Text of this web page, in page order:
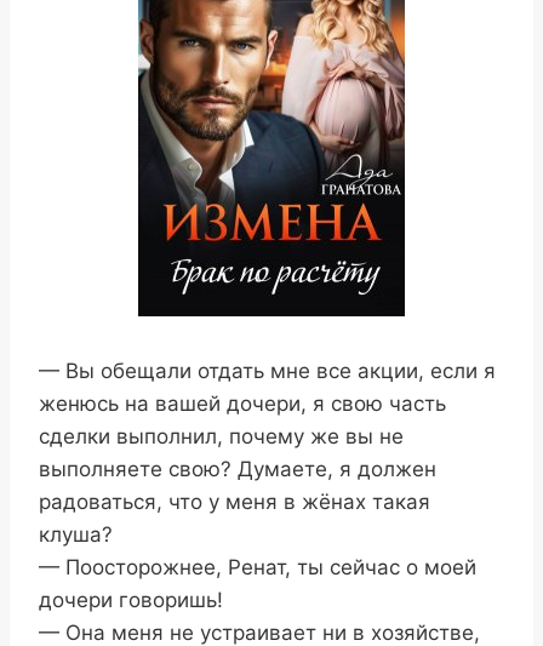
— Вы обещали отдать мне все акции, если я
женюсь на вашей дочери, я свою часть
сделки выполнил, почему же вы не
выполняете свою? Думаете, я должен
радоваться, что у меня в жёнах такая
клуша?
— Поосторожнее, Ренат, ты сейчас о моей
дочери говоришь!
— Она меня не устраивает ни в хозяйстве,